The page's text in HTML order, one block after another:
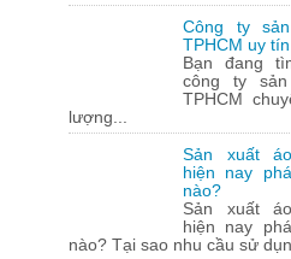
Công ty
TPHCM uy tín
Bạn đang
công ty
TPHCM
lượng...
Sản xuất
hiện nay
nào?
Sản xuất
hiện nay
nào? Tại sao nhu cầu sử